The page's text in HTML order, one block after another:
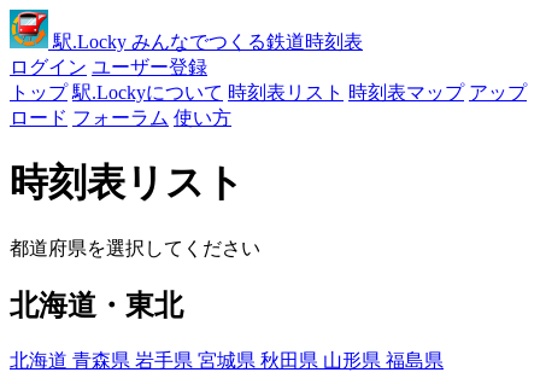
駅.Locky みんなでつくる鉄道時刻表
ログイン ユーザー登録
トップ 駅.Lockyについて 時刻表リスト 時刻表マップ アップ
ロード フォーラム 使い方
時刻表リスト
都道府県を選択してください
北海道・東北
北海道 青森県 岩手県 宮城県 秋田県 山形県 福島県